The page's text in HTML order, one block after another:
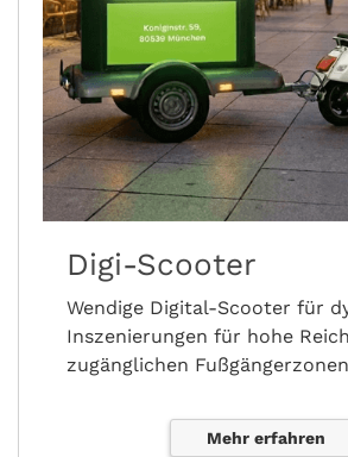
Digi-Scooter
Wendige Digital-Scooter für
Inszenierungen für hohe
zugänglichen
Mehr erfahren